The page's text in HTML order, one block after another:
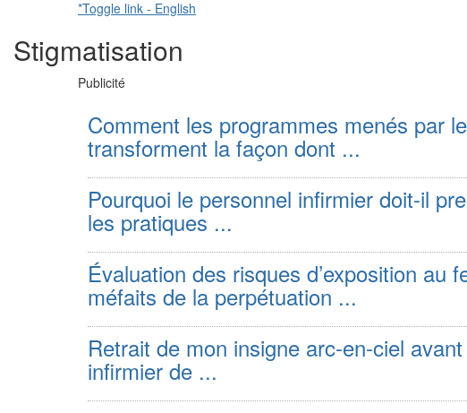
*Toggle link - English
Stigmatisation
Publicité
Comment les programmes menés par
transforment la façon dont ...
Pourquoi le personnel infirmier doit-il
les pratiques ...
Évaluation des risques d’exposition au
méfaits de la perpétuation ...
Retrait de mon insigne arc-en-ciel
infirmier de ...